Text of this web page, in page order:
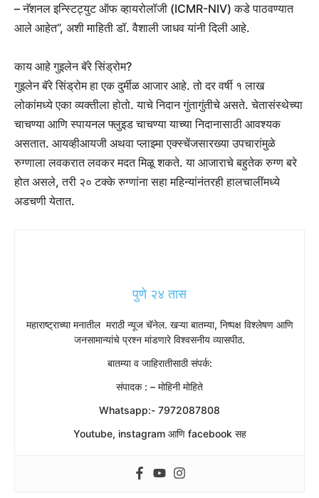
– नॅशनल इन्स्टिट्युट ऑफ व्हायरोलॉजी (ICMR-NIV) कडे पाठवण्यात
आले आहेत”, अशी माहिती डॉ. वैशाली जाधव यांनी दिली आहे.
काय आहे गुइलेन बॅरे सिंड्रोम?
गुइलेन बॅरे सिंड्रोम हा एक दुर्मीळ आजार आहे. तो दर वर्षी १ लाख
लोकांमध्ये एका व्यक्तीला होतो. याचे निदान गुंतागुंतीचे असते. चेतासंस्थेच्या
चाचण्या आणि स्पायनल फ्लुइड चाचण्या याच्या निदानासाठी आवश्यक
असतात. आयव्हीआयजी अथवा प्लाझ्मा एक्स्चेंजसारख्या उपचारांमुळे
रुग्णाला लवकरात लवकर मदत मिळू शकते. या आजाराचे बहुतेक रुग्ण बरे
होत असले, तरी २० टक्के रुग्णांना सहा महिन्यांनंतरही हालचालींमध्ये
अडचणी येतात.
पुणे २४ तास
महाराष्ट्राच्या मनातील मराठी न्यूज चॅनेल. खऱ्या बातम्या, निष्पक्ष विश्लेषण आणि
जनसामान्यांचे प्रश्न मांडणारे विश्वसनीय व्यासपीठ.
बातम्या व जाहिरातीसाठी संपर्क:
संपादक : – मोहिनी मोहिते
Whatsapp:- 7972087808
Youtube, instagram आणि facebook सह